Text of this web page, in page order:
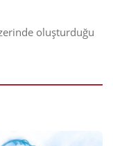
oluşturduğu